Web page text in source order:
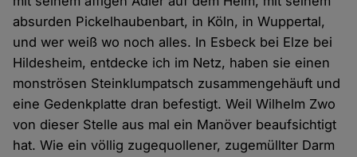
absurden Pickelhaubenbart, in Köln, in Wuppertal,
und wer weiß wo noch alles. In Esbeck bei Elze bei
Hildesheim, entdecke ich im Netz, haben sie einen
monströsen Steinklumpatsch zusammengehäuft und
eine Gedenkplatte dran befestigt. Weil Wilhelm Zwo
von dieser Stelle aus mal ein Manöver beaufsichtigt
hat. Wie ein völlig zugequollener, zugemüllter Darm